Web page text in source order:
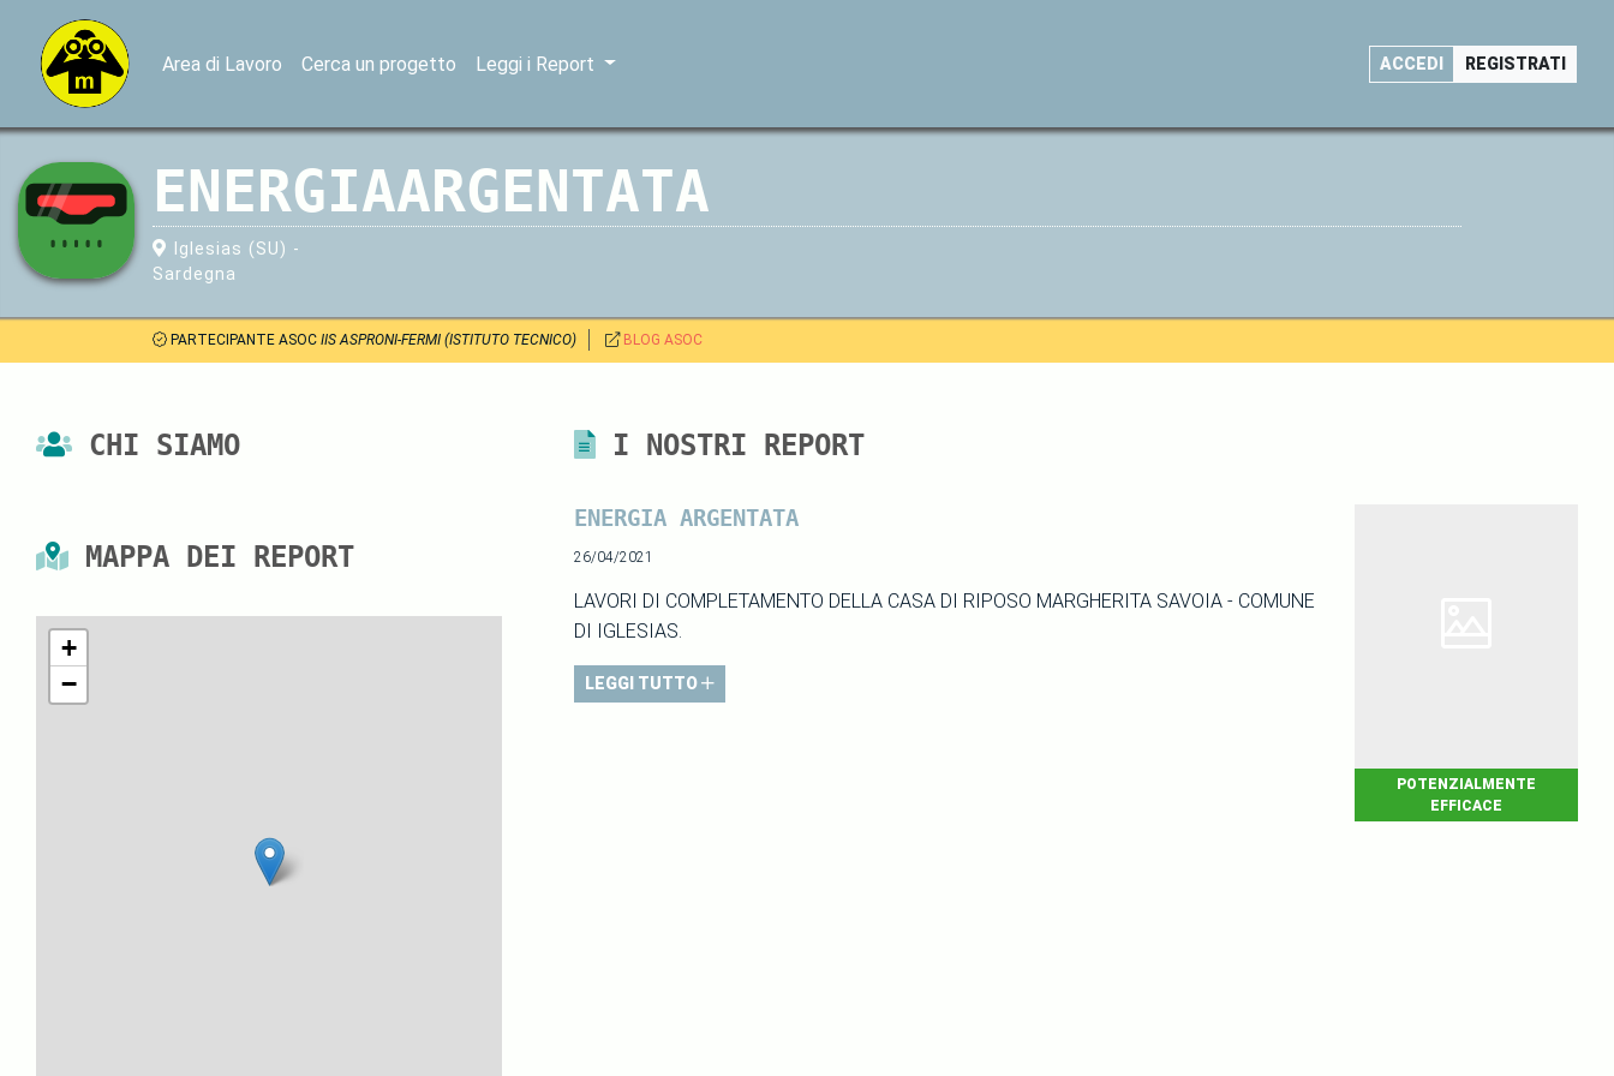
Area di Lavoro Cerca un progetto Leggi i Report ACCEDI REGISTRATI
ENERGIAARGENTATA
Iglesias (SU) -
Sardegna
PARTECIPANTE ASOC IIS ASPRONI-FERMI (ISTITUTO TECNICO) BLOG ASOC
CHI SIAMO
MAPPA DEI REPORT
+
−
I NOSTRI REPORT
ENERGIA ARGENTATA
26/04/2021
LAVORI DI COMPLETAMENTO DELLA CASA DI RIPOSO MARGHERITA SAVOIA - COMUNE
DI IGLESIAS.
LEGGI TUTTO
POTENZIALMENTE
EFFICACE